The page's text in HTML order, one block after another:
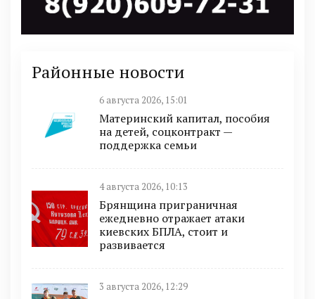
Районные новости
6 августа 2026, 15:01
Материнский капитал, пособия
на детей, соцконтракт —
поддержка семьи
4 августа 2026, 10:13
Брянщина приграничная
ежедневно отражает атаки
киевских БПЛА, стоит и
развивается
3 августа 2026, 12:29